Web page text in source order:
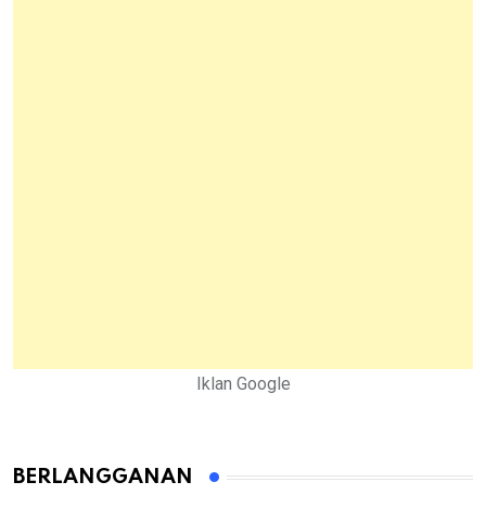
Iklan Google
BERLANGGANAN